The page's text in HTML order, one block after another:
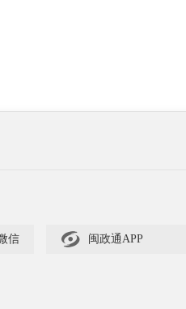
信  闽政通APP